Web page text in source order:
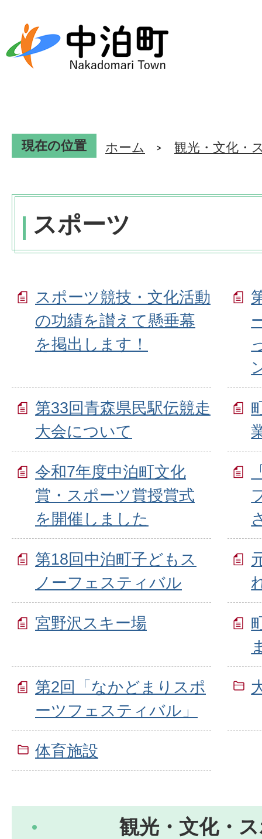
現在の位置 ホーム 観光・文化・
スポーツ
スポーツ競技・文化活動
の功績を讃えて懸垂幕
を掲出します！
第33回青森県民駅伝競走
大会について
令和7年度中泊町文化
賞・スポーツ賞授賞式
を開催しました
第18回中泊町子どもス
ノーフェスティバル
宮野沢スキー場
第2回「なかどまりスポ
ーツフェスティバル」
体育施設
観光・文化・